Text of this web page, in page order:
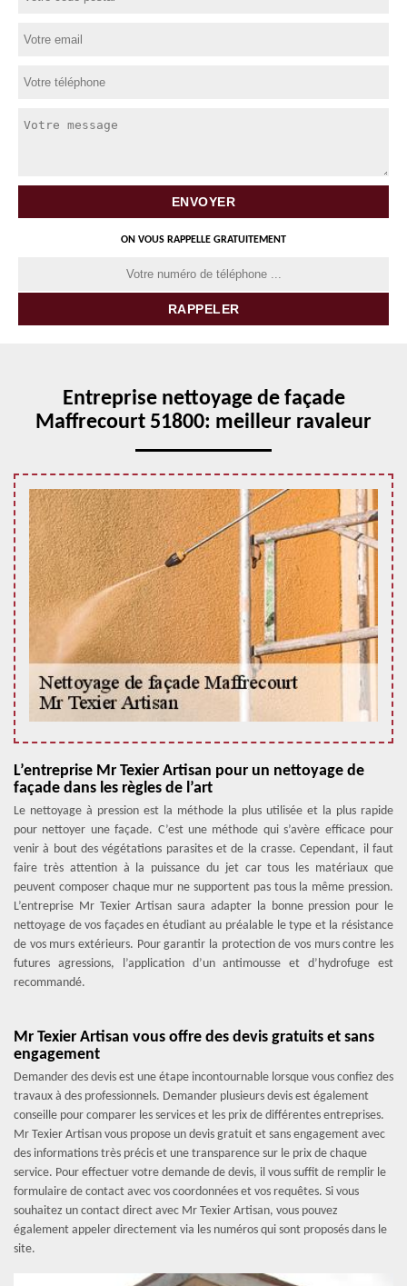
ON VOUS RAPPELLE GRATUITEMENT
Entreprise nettoyage de façade
Maffrecourt 51800: meilleur ravaleur
L’entreprise Mr Texier Artisan pour un nettoyage de
façade dans les règles de l’art
Le nettoyage à pression est la méthode la plus utilisée et la plus rapide
pour nettoyer une façade. C’est une méthode qui s’avère efficace pour
venir à bout des végétations parasites et de la crasse. Cependant, il faut
faire très attention à la puissance du jet car tous les matériaux que
peuvent composer chaque mur ne supportent pas tous la même pression.
L’entreprise Mr Texier Artisan saura adapter la bonne pression pour le
nettoyage de vos façades en étudiant au préalable le type et la résistance
de vos murs extérieurs. Pour garantir la protection de vos murs contre les
futures agressions, l’application d’un antimousse et d’hydrofuge est
recommandé.
Mr Texier Artisan vous offre des devis gratuits et sans
engagement
Demander des devis est une étape incontournable lorsque vous confiez des
travaux à des professionnels. Demander plusieurs devis est également
conseille pour comparer les services et les prix de différentes entreprises.
Mr Texier Artisan vous propose un devis gratuit et sans engagement avec
des informations très précis et une transparence sur le prix de chaque
service. Pour effectuer votre demande de devis, il vous suffit de remplir le
formulaire de contact avec vos coordonnées et vos requêtes. Si vous
souhaitez un contact direct avec Mr Texier Artisan, vous pouvez
également appeler directement via les numéros qui sont proposés dans le
site.